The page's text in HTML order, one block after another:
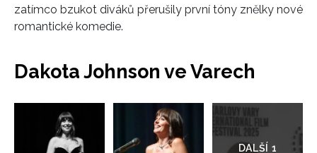
zatímco bzukot diváků přerušily první tóny znělky nové
romantické komedie.
Dakota Johnson ve Varech
Přejít
do
galerie